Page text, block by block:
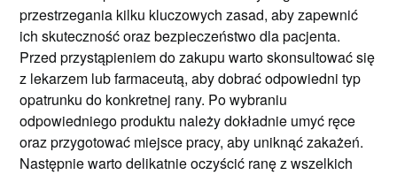
przestrzegania kilku kluczowych zasad, aby zapewnić
ich skuteczność oraz bezpieczeństwo dla pacjenta.
Przed przystąpieniem do zakupu warto skonsultować się
z lekarzem lub farmaceutą, aby dobrać odpowiedni typ
opatrunku do konkretnej rany. Po wybraniu
odpowiedniego produktu należy dokładnie umyć ręce
oraz przygotować miejsce pracy, aby uniknąć zakażeń.
Następnie warto delikatnie oczyścić ranę z wszelkich